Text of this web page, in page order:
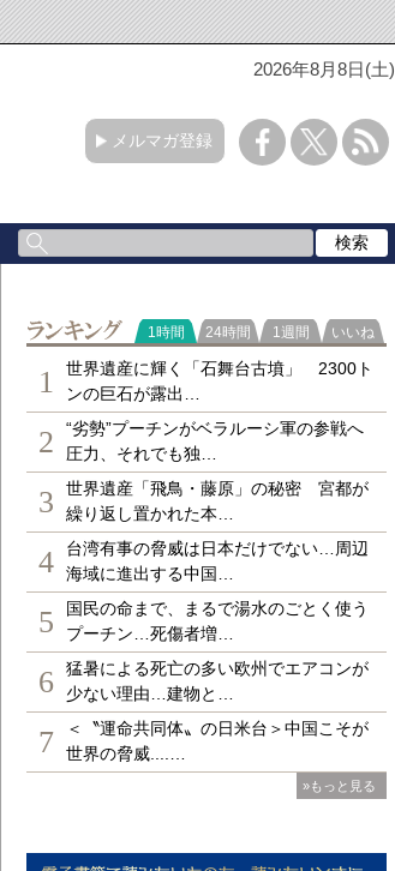
2026年8月8日(土)
3
メルマガ登録
ランキング
1時間 24時間 1週間 いいね
1
世界遺産に輝く「石舞台古墳」 2300ト
ンの巨石が露出…
2
“劣勢”プーチンがベラルーシ軍の参戦へ
圧力、それでも独…
3
世界遺産「飛鳥・藤原」の秘密 宮都が
繰り返し置かれた本…
4
台湾有事の脅威は日本だけでない…周辺
海域に進出する中国…
5
国民の命まで、まるで湯水のごとく使う
プーチン…死傷者増…
6
猛暑による死亡の多い欧州でエアコンが
少ない理由…建物と…
7
＜〝運命共同体〟の日米台＞中国こそが
世界の脅威....…
»もっと見る